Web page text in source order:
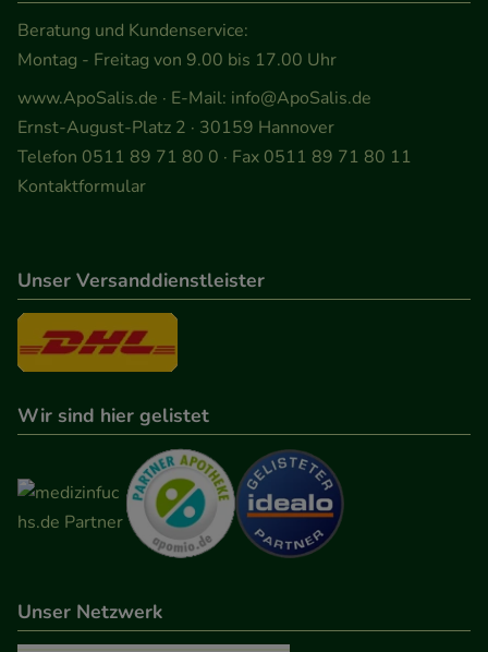
Beratung und Kundenservice:
Montag - Freitag von 9.00 bis 17.00 Uhr
www.ApoSalis.de · E-Mail: info@ApoSalis.de
Ernst-August-Platz 2 · 30159 Hannover
Telefon 0511 89 71 80 0 · Fax 0511 89 71 80 11
Kontaktformular
Unser Versanddienstleister
Wir sind hier gelistet
Unser Netzwerk